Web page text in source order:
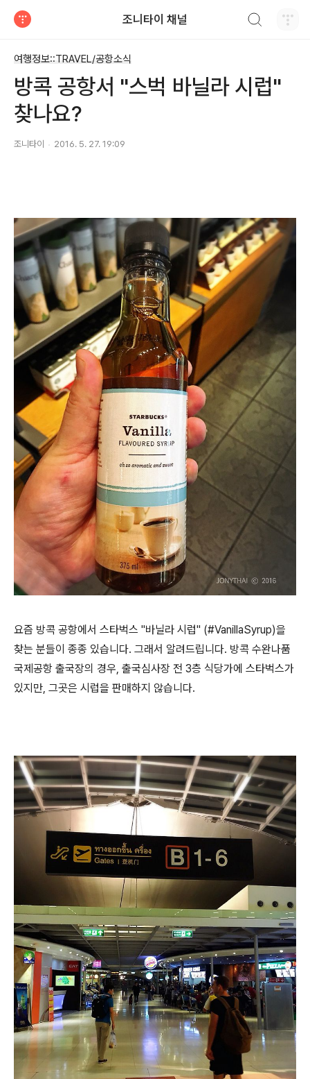
조니타이 채널
여행정보::TRAVEL/공항소식
방콕 공항서 "스벅 바닐라 시럽"
찾나요?
조니타이 2016. 5. 27. 19:09
요즘 방콕 공항에서 스타벅스 "바닐라 시럽" (#VanillaSyrup)을
찾는 분들이 종종 있습니다. 그래서 알려드립니다. 방콕 수완나품
국제공항 출국장의 경우, 출국심사장 전 3층 식당가에 스타벅스가
있지만, 그곳은 시럽을 판매하지 않습니다.